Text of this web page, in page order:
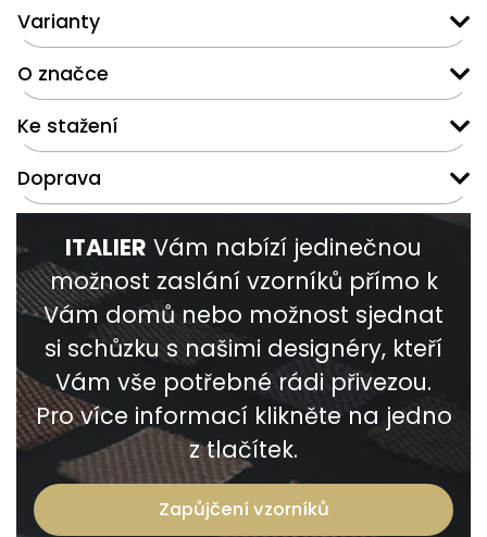
Varianty
O značce
Ke stažení
Doprava
ITALIER Vám nabízí jedinečnou
možnost zaslání vzorníků přímo k
Vám domů nebo možnost sjednat
si schůzku s našimi designéry, kteří
Vám vše potřebné rádi přivezou.
Pro více informací klikněte na jedno
z tlačítek.
Zapůjčení vzorníků